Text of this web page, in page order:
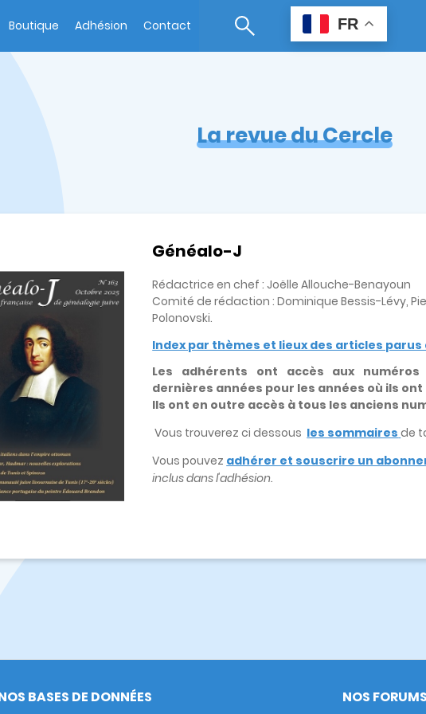
Boutique Adhésion Contact FR
La revue du Cercle
Généalo-J
Rédactrice en chef : Joëlle Allouche-Benayoun
Comité de rédaction : Dominique Bessis-Lévy,
Polonovski.
Index par thèmes et lieux des articles
Les adhérents ont accès aux
dernières années pour les années où ils
Ils ont en outre accès à tous les anciens
Vous trouverez ci dessous les sommaires de
Vous pouvez adhérer et souscrire un
inclus dans l'adhésion.
BASES DE DONNÉES NOS FORUMS